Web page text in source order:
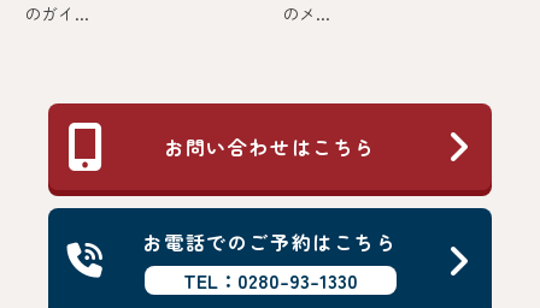
のガイ...
のメ...
お問い合わせはこちら
お電話でのご予約はこちら
TEL：0280-93-1330